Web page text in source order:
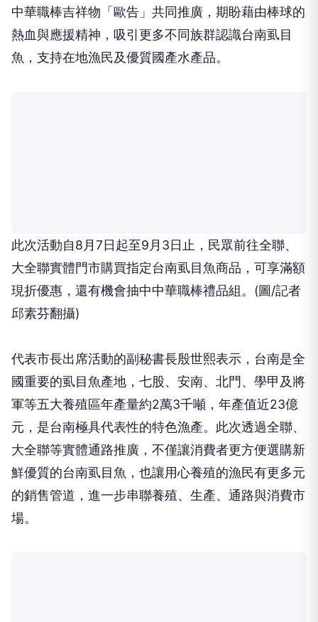
中華職棒吉祥物「歐告」共同推廣，期盼藉由棒球的
熱血與應援精神，吸引更多不同族群認識台南虱目
魚，支持在地漁民及優質國產水產品。
此次活動自8月7日起至9月3日止，民眾前往全聯、
大全聯實體門市購買指定台南虱目魚商品，可享滿額
現折優惠，還有機會抽中中華職棒禮品組。(圖/記者
邱素芬翻攝)
代表市長出席活動的副秘書長殷世熙表示，台南是全
國重要的虱目魚產地，七股、安南、北門、學甲及將
軍等五大養殖區年產量約2萬3千噸，年產值近23億
元，是台南極具代表性的特色漁產。此次透過全聯、
大全聯等實體通路推廣，不僅讓消費者更方便選購新
鮮優質的台南虱目魚，也讓用心養殖的漁民有更多元
的銷售管道，進一步串聯養殖、生產、通路與消費市
場。